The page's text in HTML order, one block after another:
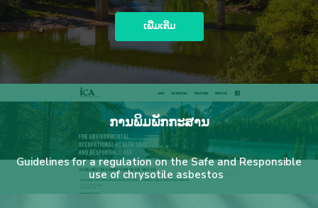
ເພີ່ມເຕີມ
ການພິມພັກກະສານ
Guidelines for a regulation on the Safe and Responsible
use of chrysotile asbestos